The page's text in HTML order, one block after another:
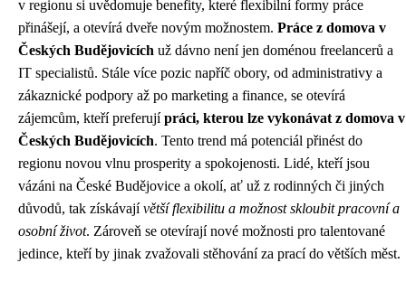
v regionu si uvědomuje benefity, které flexibilní formy práce
přinášejí, a otevírá dveře novým možnostem. Práce z domova v
Českých Budějovicích už dávno není jen doménou freelancerů a
IT specialistů. Stále více pozic napříč obory, od administrativy a
zákaznické podpory až po marketing a finance, se otevírá
zájemcům, kteří preferujípráci, kterou lze vykonávat z domova v
Českých Budějovicích. Tento trend má potenciál přinést do
regionu novou vlnu prosperity a spokojenosti. Lidé, kteří jsou
vázáni na České Budějovice a okolí, ať už z rodinných či jiných
důvodů, tak získávajívětší flexibilitu a možnost skloubit pracovní a
osobní život. Zároveň se otevírají nové možnosti pro talentované
jedince, kteří by jinak zvažovali stěhování za prací do větších měst.